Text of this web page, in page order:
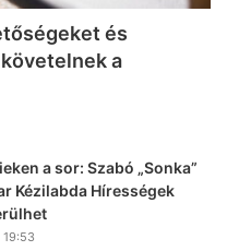
és
a
a sor: Szabó „Sonka”
Kézilabda Hírességek